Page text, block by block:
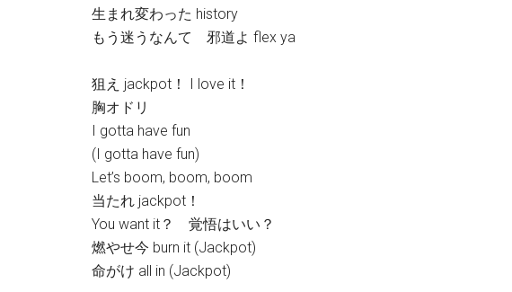
生まれ変わった history
もう迷うなんて 邪道よ flex ya
狙え jackpot！ I love it！
胸オドリ
I gotta have fun
(I gotta have fun)
Let’s boom, boom, boom
当たれ jackpot！
You want it？ 覚悟はいい？
燃やせ今 burn it (Jackpot)
命がけ all in (Jackpot)